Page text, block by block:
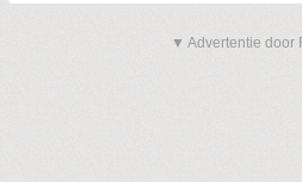
▼ Advertentie door